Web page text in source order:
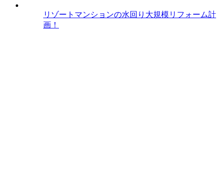
リゾートマンションの水回り大規模リフォーム計
画！